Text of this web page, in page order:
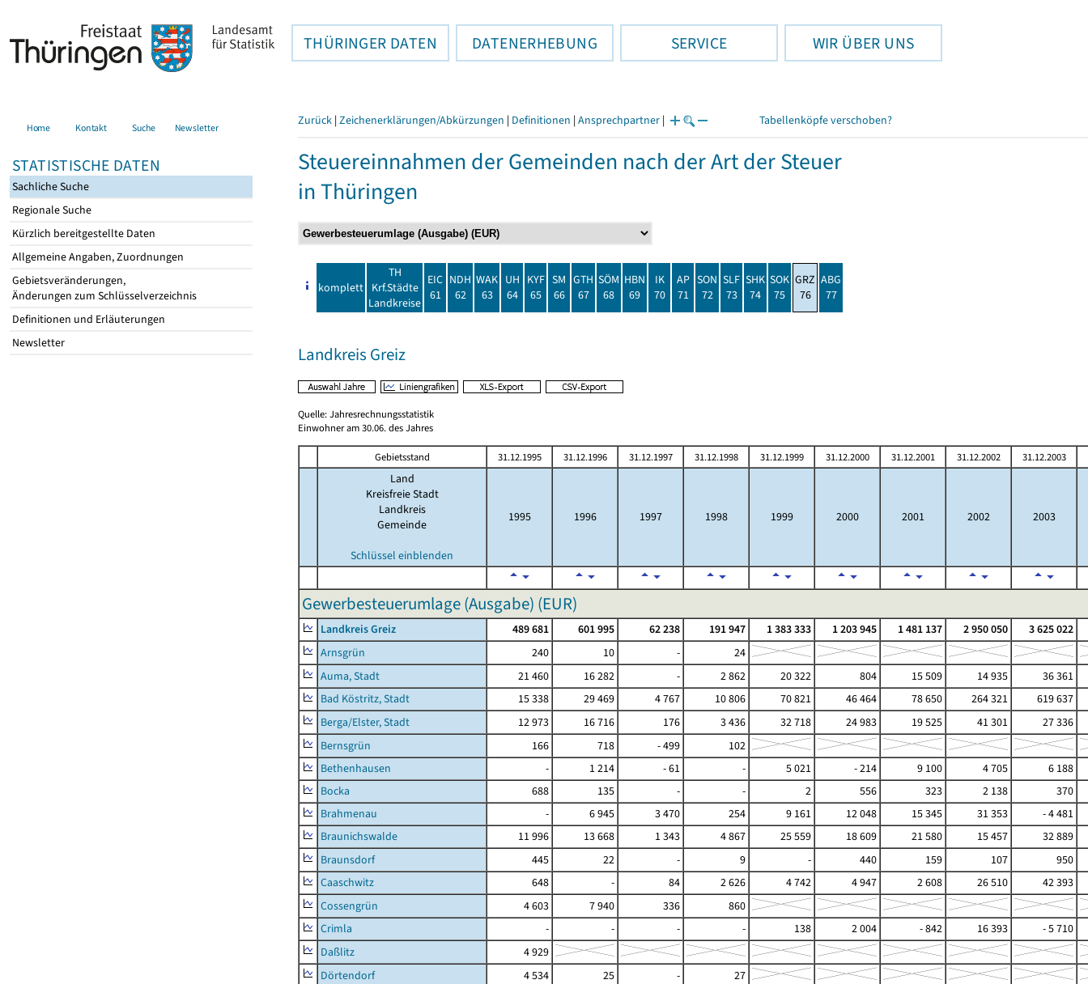
THÜRINGER DATEN DATENERHEBUNG SERVICE WIR ÜBER UNS
Home Kontakt Suche Newsletter
STATISTISCHE DATEN
Sachliche Suche
Regionale Suche
Kürzlich bereitgestellte Daten
Allgemeine Angaben, Zuordnungen
Gebietsveränderungen,
Änderungen zum Schlüsselverzeichnis
Definitionen und Erläuterungen
Newsletter
Zurück | Zeichenerklärungen/Abkürzungen | Definitionen | Ansprechpartner | Tabellenköpfe verschoben?
Steuereinnahmen der Gemeinden nach der Art der Steuer
in Thüringen
komplett
TH
Krf.Städte
Landkreise
EIC
61
NDH
62
WAK
63
UH
64
KYF
65
SM
66
GTH
67
SÖM
68
HBN
69
IK
70
AP
71
SON
72
SLF
73
SHK
74
SOK
75
GRZ
76
ABG
77
Landkreis Greiz
Quelle: Jahresrechnungsstatistik
Einwohner am 30.06. des Jahres
Gebietsstand 31.12.1995 31.12.1996 31.12.1997 31.12.1998 31.12.1999 31.12.2000 31.12.2001 31.12.2002 31.12.2003
Land
Kreisfreie Stadt
Landkreis
Gemeinde
Schlüssel einblenden
1995 1996 1997 1998 1999 2000 2001 2002 2003
Gewerbesteuerumlage (Ausgabe) (EUR)
Landkreis Greiz 489 681 601 995 62 238 191 947 1 383 333 1 203 945 1 481 137 2 950 050
3 625 022
Arnsgrün
240 10 -
24
Auma, Stadt
21 460 16 282 - 2 862 20 322 804 15 509 14 935
36 361
Bad Köstritz, Stadt
15 338 29 469 4 767 10 806 70 821 46 464 78 650 264 321
619 637
Berga/Elster, Stadt
12 973 16 716 176 3 436 32 718 24 983 19 525 41 301
27 336
Bernsgrün
166 718 - 499
102
Bethenhausen
- 1 214 - 61 - 5 021 - 214 9 100 4 705
6 188
Bocka
688 135 - - 2 556 323 2 138
370
Brahmenau
- 6 945 3 470 254 9 161 12 048 15 345 31 353
- 4 481
Braunichswalde
11 996 13 668 1 343 4 867 25 559 18 609 21 580 15 457
32 889
Braunsdorf
445 22 - 9 - 440 159 107
950
Caaschwitz
648 - 84 2 626 4 742 4 947 2 608 26 510
42 393
Cossengrün
4 603 7 940 336
860
Crimla
- - - - 138 2 004 - 842 16 393
- 5 710
Daßlitz
4 929
Dörtendorf
4 534 25 -
27